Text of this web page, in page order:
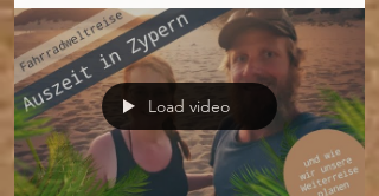
Load video